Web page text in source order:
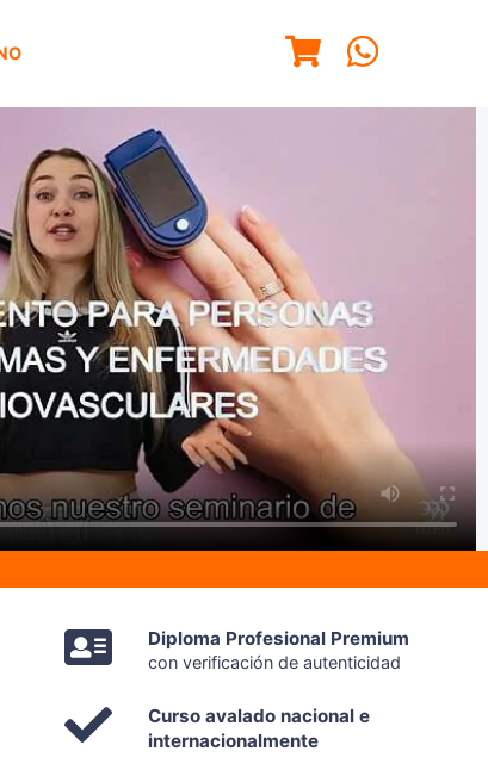
Diploma Profesional Premium
con verificación de autenticidad
Curso avalado nacional e
internacionalmente